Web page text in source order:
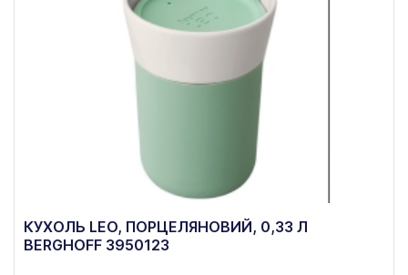
КУХОЛЬ LEO, ПОРЦЕЛЯНОВИЙ, 0,33 Л
BERGHOFF 3950123